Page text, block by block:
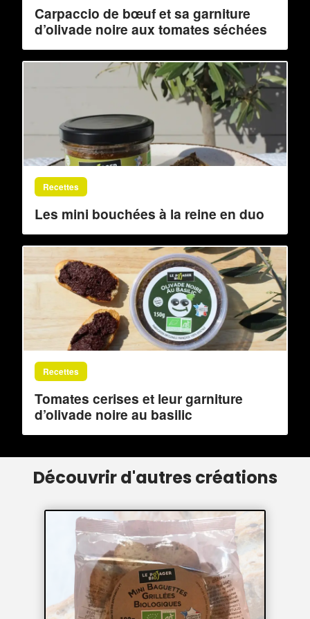
Carpaccio de bœuf et sa garniture
d’olivade noire aux tomates séchées
Recettes
Les mini bouchées à la reine en duo
Recettes
Tomates cerises et leur garniture
d’olivade noire au basilic
Découvrir d'autres créations